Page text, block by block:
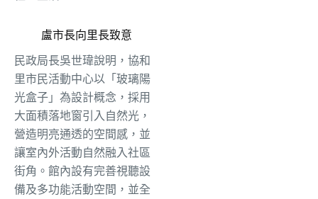
盧市長向里長致意
民政局長吳世瑋說明，協和
里市民活動中心以「玻璃陽
光盒子」為設計概念，採用
大面積落地窗引入自然光，
營造明亮通透的空間感，並
讓室內外活動自然融入社區
街角。館內設有完善視聽設
備及多功能活動空間，並全